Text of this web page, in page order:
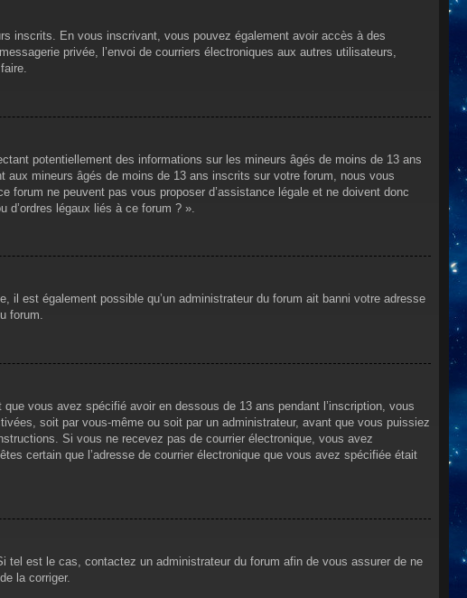
inscrits. En vous inscrivant, vous pouvez également avoir accès à des
privée, l’envoi de courriers électroniques aux autres utilisateurs,
potentiellement des informations sur les mineurs âgés de moins de 13 ans
mineurs âgés de moins de 13 ans inscrits sur votre forum, nous vous
forum ne peuvent pas vous proposer d’assistance légale et ne doivent donc
légaux liés à ce forum ? ».
il est également possible qu’un administrateur du forum ait banni votre adresse
forum.
vous avez spécifié avoir en dessous de 13 ans pendant l’inscription, vous
soit par vous-même ou soit par un administrateur, avant que vous puissiez
Si vous ne recevez pas de courrier électronique, vous avez
certain que l’adresse de courrier électronique que vous avez spécifiée était
est le cas, contactez un administrateur du forum afin de vous assurer de ne
la corriger.